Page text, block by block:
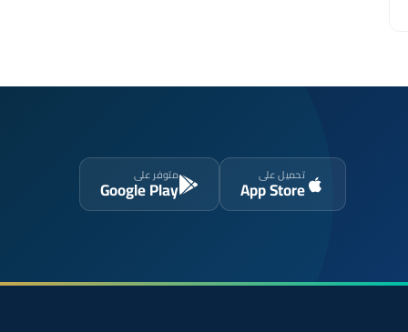
تحميل على
App Store
متوفر على
Google Play